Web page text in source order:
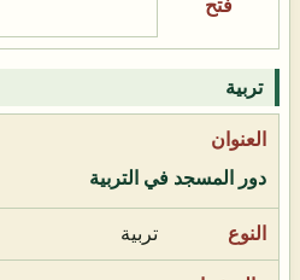
تربية
دور المسجد في التربية
تربية